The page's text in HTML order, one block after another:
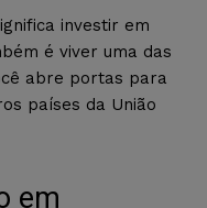
investir em
é viver uma das
abre portas para
países da União
em